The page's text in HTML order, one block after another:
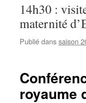
14h30 :
maternité
Publié danssaison
royaume